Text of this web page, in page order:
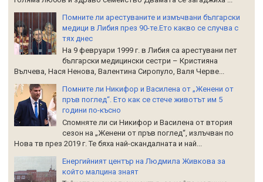
Помните ли арестуваните и измъчвани български
медици в Либия през 90-те.Ето какво се случва с
тях днес
На 9 февруари 1999 г. в Либия са арестувани пет
български медицински сестри – Кристияна
Вълчева, Нася Ненова, Валентина Сиропуло, Валя Черве...
Помните ли Никифор и Василена от „Женени от
пръв поглед“. Ето как се стече животът им 5
години по-късно
Спомняте ли си Никифор и Василена от втория
сезон на „Женени от пръв поглед“, излъчван по
Нова тв през 2019 г. Те бяха най-скандалната и най...
Енергийният център на Людмила Живкова за
който малцина знаят